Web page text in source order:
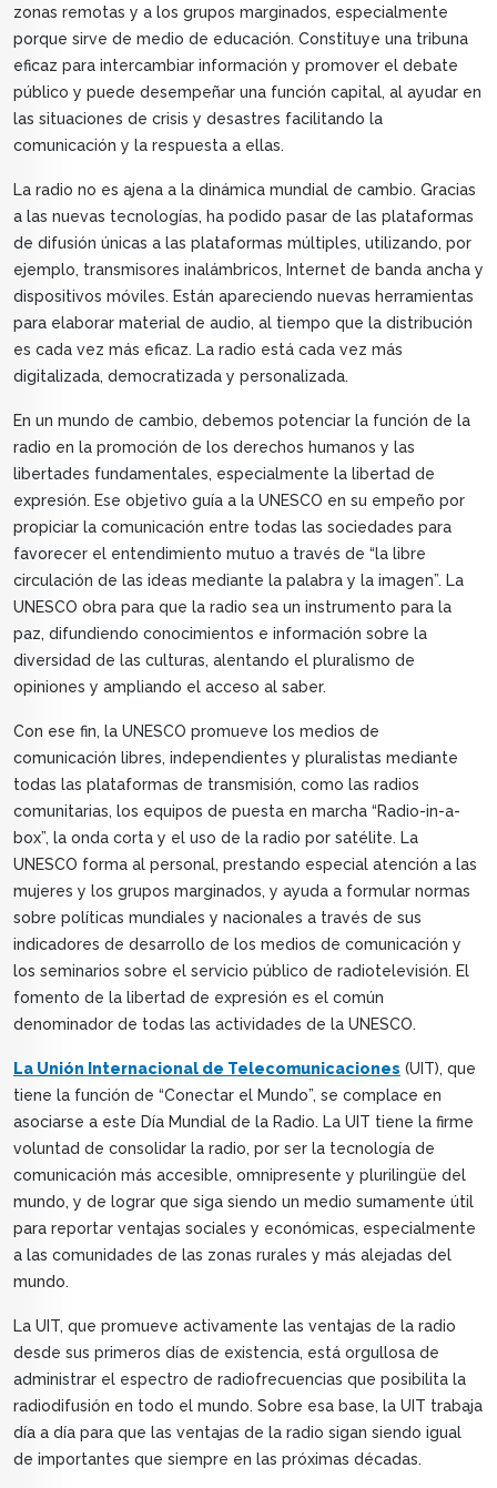
zonas remotas y a los grupos marginados, especialmente
porque sirve de medio de educación. Constituye una tribuna
eficaz para intercambiar información y promover el debate
público y puede desempeñar una función capital, al ayudar en
las situaciones de crisis y desastres facilitando la
comunicación y la respuesta a ellas.
La radio no es ajena a la dinámica mundial de cambio. Gracias
a las nuevas tecnologías, ha podido pasar de las plataformas
de difusión únicas a las plataformas múltiples, utilizando, por
ejemplo, transmisores inalámbricos, Internet de banda ancha y
dispositivos móviles. Están apareciendo nuevas herramientas
para elaborar material de audio, al tiempo que la distribución
es cada vez más eficaz. La radio está cada vez más
digitalizada, democratizada y personalizada.
En un mundo de cambio, debemos potenciar la función de la
radio en la promoción de los derechos humanos y las
libertades fundamentales, especialmente la libertad de
expresión. Ese objetivo guía a la UNESCO en su empeño por
propiciar la comunicación entre todas las sociedades para
favorecer el entendimiento mutuo a través de “la libre
circulación de las ideas mediante la palabra y la imagen”. La
UNESCO obra para que la radio sea un instrumento para la
paz, difundiendo conocimientos e información sobre la
diversidad de las culturas, alentando el pluralismo de
opiniones y ampliando el acceso al saber.
Con ese fin, la UNESCO promueve los medios de
comunicación libres, independientes y pluralistas mediante
todas las plataformas de transmisión, como las radios
comunitarias, los equipos de puesta en marcha “Radio-in-a-
box”, la onda corta y el uso de la radio por satélite. La
UNESCO forma al personal, prestando especial atención a las
mujeres y los grupos marginados, y ayuda a formular normas
sobre políticas mundiales y nacionales a través de sus
indicadores de desarrollo de los medios de comunicación y
los seminarios sobre el servicio público de radiotelevisión. El
fomento de la libertad de expresión es el común
denominador de todas las actividades de la UNESCO.
La Unión Internacional de Telecomunicaciones (UIT), que
tiene la función de “Conectar el Mundo”, se complace en
asociarse a este Día Mundial de la Radio. La UIT tiene la firme
voluntad de consolidar la radio, por ser la tecnología de
comunicación más accesible, omnipresente y plurilingüe del
mundo, y de lograr que siga siendo un medio sumamente útil
para reportar ventajas sociales y económicas, especialmente
a las comunidades de las zonas rurales y más alejadas del
mundo.
La UIT, que promueve activamente las ventajas de la radio
desde sus primeros días de existencia, está orgullosa de
administrar el espectro de radiofrecuencias que posibilita la
radiodifusión en todo el mundo. Sobre esa base, la UIT trabaja
día a día para que las ventajas de la radio sigan siendo igual
de importantes que siempre en las próximas décadas.